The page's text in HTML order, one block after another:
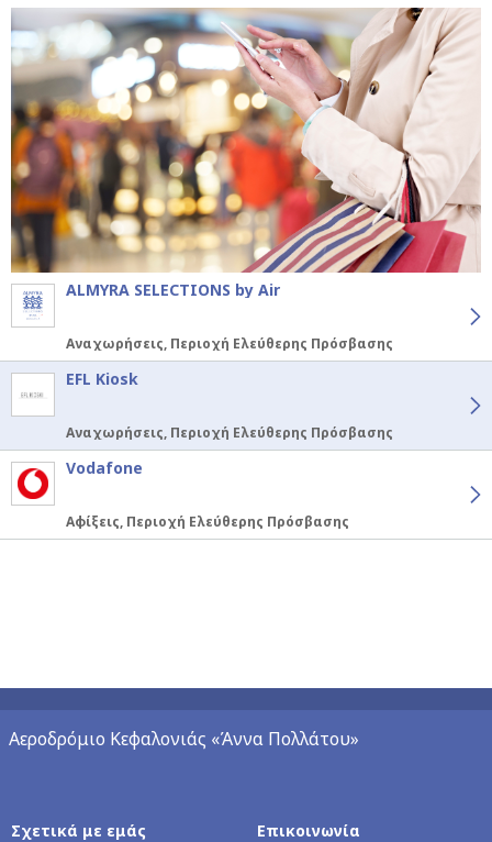
ALMYRA SELECTIONS by Air
Αναχωρήσεις, Περιοχή Ελεύθερης Πρόσβασης
EFL Kiosk
Αναχωρήσεις, Περιοχή Ελεύθερης Πρόσβασης
Vodafone
Αφίξεις, Περιοχή Ελεύθερης Πρόσβασης
Αεροδρόμιο Κεφαλονιάς «Άννα Πολλάτου»
Σχετικά με εμάς
Επικοινωνία